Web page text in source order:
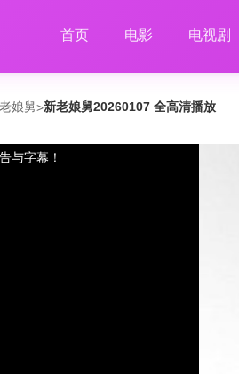
首页 电影 电视剧
娘舅>新老娘舅20260107 全高清播放
与字幕！